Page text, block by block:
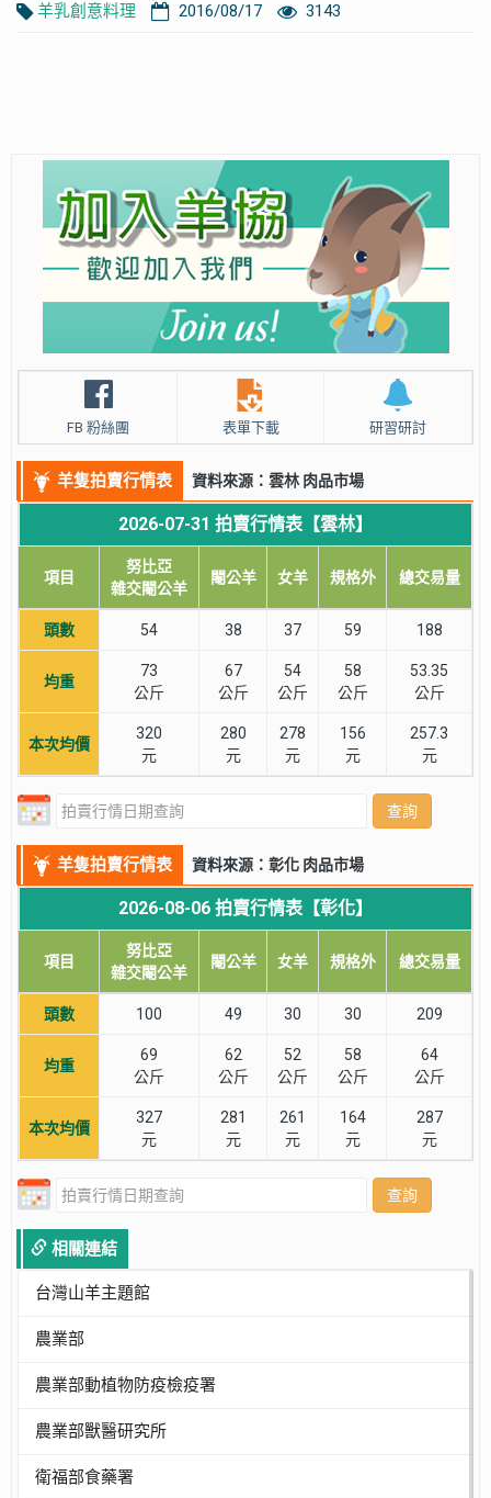
羊乳創意料理 2016/08/17 3143
FB 粉絲團 表單下載 研習研討
羊隻拍賣行情表 資料來源：雲林 肉品市場
2026-07-31 拍賣行情表【雲林】
項目
努比亞
雜交閹公羊
閹公羊 女羊 規格外 總交易量
頭數 54 38 37 59 188
均重
73
公斤
67
公斤
54
公斤
58
公斤
53.35
公斤
本次均價
320
元
280
元
278
元
156
元
257.3
元
查詢
羊隻拍賣行情表 資料來源：彰化 肉品市場
2026-08-06 拍賣行情表【彰化】
項目
努比亞
雜交閹公羊
閹公羊 女羊 規格外 總交易量
頭數 100 49 30 30 209
均重
69
公斤
62
公斤
52
公斤
58
公斤
64
公斤
本次均價
327
元
281
元
261
元
164
元
287
元
查詢
相關連結
台灣山羊主題館
農業部
農業部動植物防疫檢疫署
農業部獸醫研究所
衛福部食藥署